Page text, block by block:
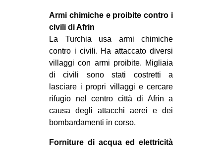
ms
SEARCH
Armi chimiche e proibite contro i
civili di Afrin
La Turchia usa armi chimiche
contro i civili. Ha attaccato diversi
villaggi con armi proibite. Migliaia
di civili sono stati costretti a
lasciare i propri villaggi e cercare
rifugio nel centro città di Afrin a
causa degli attacchi aerei e dei
bombardamenti in corso.
Forniture di acqua ed elettricità